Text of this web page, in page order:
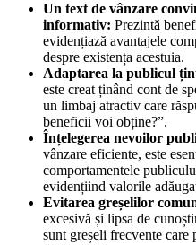
Un text de vânzare
informativ: Prezintă
evidențiază avantajele
despre existența acestuia.
Adaptarea la publicul
este creat ținând cont de
un limbaj atractiv care
beneficii voi obține?”.
Înțelegerea nevoilor
vânzare eficiente, este
comportamentele
evidențiind valorile
Evitarea greșelilor
excesivă și lipsa de
sunt greșeli frecvente